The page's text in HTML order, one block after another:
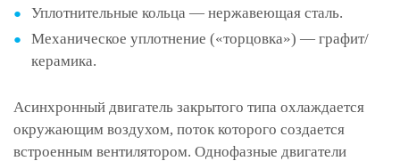
Уплотнительные кольца — нержавеющая сталь.
Механическое уплотнение («торцовка») — графит/
керамика.
Асинхронный двигатель закрытого типа охлаждается
окружающим воздухом, поток которого создается
встроенным вентилятором. Однофазные двигатели